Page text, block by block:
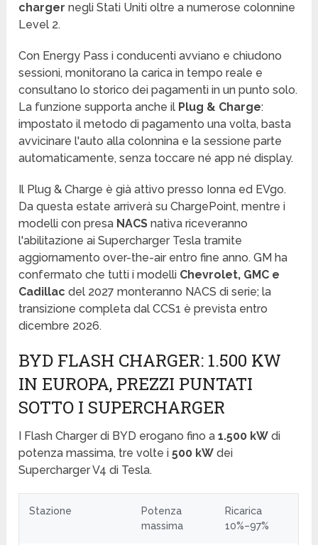
charger negli Stati Uniti oltre a numerose colonnine
Level 2.
Con Energy Pass i conducenti avviano e chiudono
sessioni, monitorano la carica in tempo reale e
consultano lo storico dei pagamenti in un punto solo.
La funzione supporta anche il Plug & Charge:
impostato il metodo di pagamento una volta, basta
avvicinare l'auto alla colonnina e la sessione parte
automaticamente, senza toccare né app né display.
Il Plug & Charge è già attivo presso Ionna ed EVgo.
Da questa estate arriverà su ChargePoint, mentre i
modelli con presa NACS nativa riceveranno
l'abilitazione ai Supercharger Tesla tramite
aggiornamento over-the-air entro fine anno. GM ha
confermato che tutti i modelli Chevrolet, GMC e
Cadillac del 2027 monteranno NACS di serie; la
transizione completa dal CCS1 è prevista entro
dicembre 2026.
BYD FLASH CHARGER: 1.500 KW
IN EUROPA, PREZZI PUNTATI
SOTTO I SUPERCHARGER
I Flash Charger di BYD erogano fino a1.500 kW di
potenza massima, tre volte i500 kW dei
Supercharger V4 di Tesla.
Stazione
Potenza
massima
Ricarica
10%–97%